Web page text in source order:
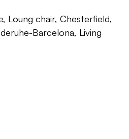
Loung chair, Chesterfield,
Barcelona, Living